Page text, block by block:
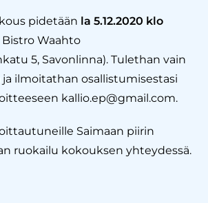
pidetään la 5.12.2020 klo
Bistro Waahto
5, Savonlinna). Tulethan vain
ilmoitathan osallistumisestasi
kallio.ep@gmail.com.
Saimaan piirin
ruokailu kokouksen yhteydessä.